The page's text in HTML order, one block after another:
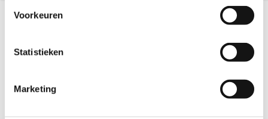
gegevensverwerking staat in de
Privacyverklaring
Voorkeuren
Statistieken
Marketing
Online aanbieder medicijnen
webshop mag verkopen.
⁠Verantwoorde zorg, ⁠ook online.